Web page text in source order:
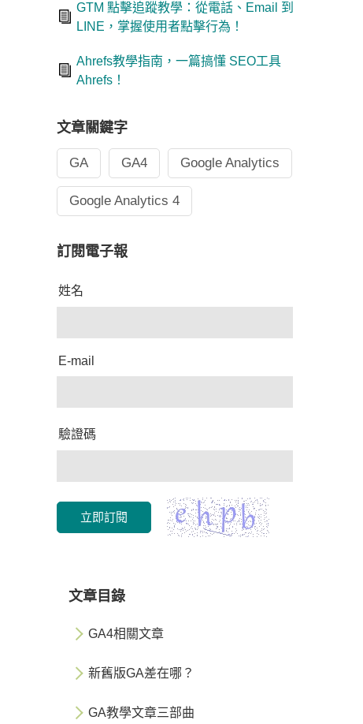
GTM 點擊追蹤教學：從電話、Email 到
LINE，掌握使用者點擊行為！
Ahrefs教學指南，一篇搞懂 SEO工具
Ahrefs！
文章關鍵字
GA GA4 Google Analytics
Google Analytics 4
訂閱電子報
姓名
E-mail
驗證碼
立即訂閱
文章目錄
GA4相關文章
新舊版GA差在哪？
GA教學文章三部曲